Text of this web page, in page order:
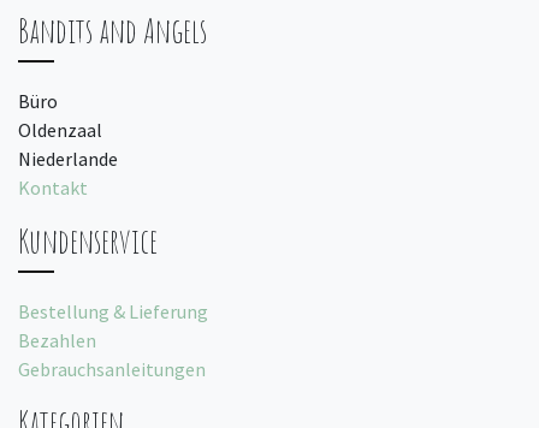
Bandits and Angels
Büro
Oldenzaal
Niederlande
Kontakt
Kundenservice
Bestellung & Lieferung
Bezahlen
Gebrauchsanleitungen